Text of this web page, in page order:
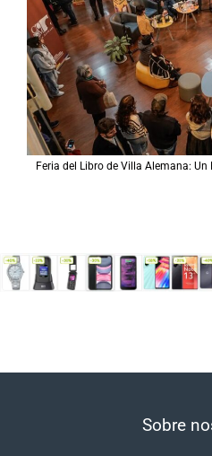
Feria del Libro de Villa Alemana:
Sobre